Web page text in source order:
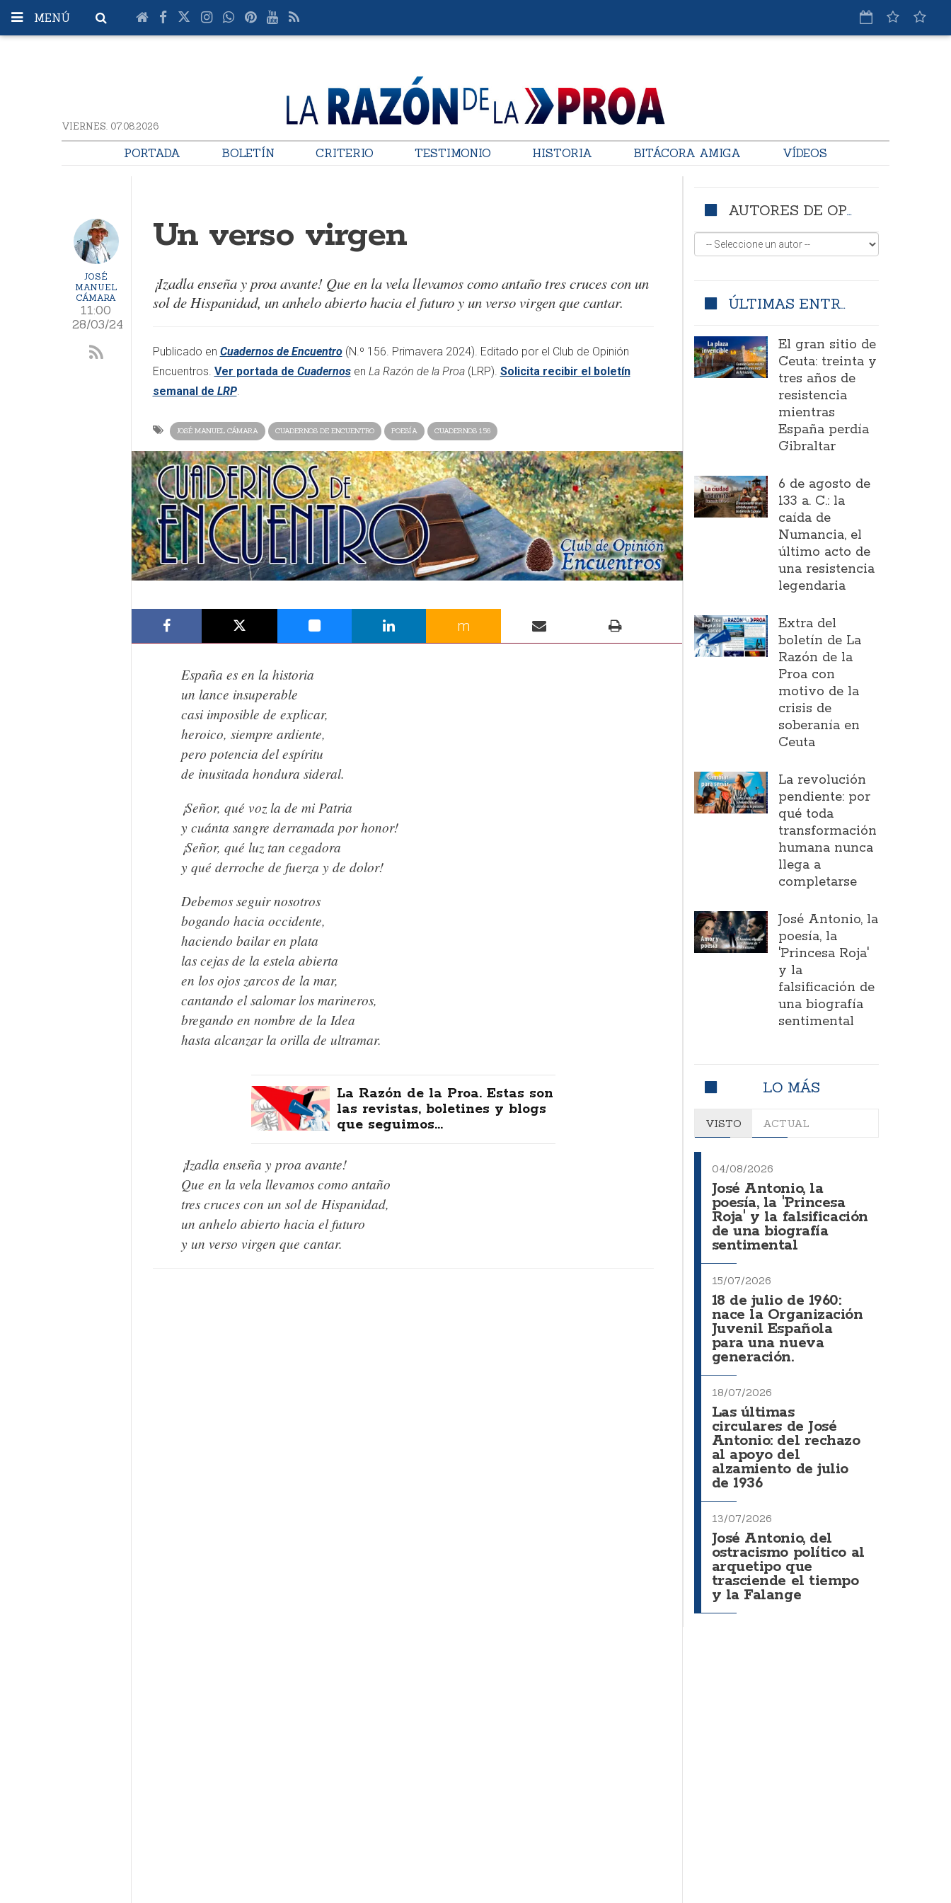
MENÚ
VIERNES. 07.08.2026
PORTADA BOLETÍN CRITERIO TESTIMONIO HISTORIA BITÁCORA AMIGA VÍDEOS
JOSÉ
MANUEL
CÁMARA
11:00
28/03/24
Un verso virgen
¡Izadla enseña y proa avante! Que en la vela llevamos como antaño tres cruces con un
sol de Hispanidad, un anhelo abierto hacia el futuro y un verso virgen que cantar.
Publicado en Cuadernos de Encuentro(N.º 156. Primavera 2024). Editado por el Club de Opinión
Encuentros. Ver portada de Cuadernosen La Razón de la Proa(LRP). Solicita recibir el boletín
semanal de LRP.
JOSÉ MANUEL CÁMARA CUADERNOS DE ENCUENTRO POESÍA CUADERNOS 156
m
España es en la historia
un lance insuperable
casi imposible de explicar,
heroico, siempre ardiente,
pero potencia del espíritu
de inusitada hondura sideral.
¡Señor, qué voz la de mi Patria
y cuánta sangre derramada por honor!
¡Señor, qué luz tan cegadora
y qué derroche de fuerza y de dolor!
Debemos seguir nosotros
bogando hacia occidente,
haciendo bailar en plata
las cejas de la estela abierta
en los ojos zarcos de la mar,
cantando el salomar los marineros,
bregando en nombre de la Idea
hasta alcanzar la orilla de ultramar.
La Razón de la Proa. Estas son
las revistas, boletines y blogs
que seguimos...
¡Izadla enseña y proa avante!
Que en la vela llevamos como antaño
tres cruces con un sol de Hispanidad,
un anhelo abierto hacia el futuro
y un verso virgen que cantar.
AUTORES DE OPINIÓN
ÚLTIMAS ENTRADAS
El gran sitio de
Ceuta: treinta y
tres años de
resistencia
mientras
España perdía
Gibraltar
6 de agosto de
133 a. C.: la
caída de
Numancia, el
último acto de
una resistencia
legendaria
Extra del
boletín de La
Razón de la
Proa con
motivo de la
crisis de
soberanía en
Ceuta
La revolución
pendiente: por
qué toda
transformación
humana nunca
llega a
completarse
José Antonio, la
poesía, la
'Princesa Roja'
y la
falsificación de
una biografía
sentimental
LO MÁS
VISTO ACTUAL
04/08/2026
José Antonio, la
poesía, la 'Princesa
Roja' y la falsificación
de una biografía
sentimental
15/07/2026
18 de julio de 1960:
nace la Organización
Juvenil Española
para una nueva
generación.
18/07/2026
Las últimas
circulares de José
Antonio: del rechazo
al apoyo del
alzamiento de julio
de 1936
13/07/2026
José Antonio, del
ostracismo político al
arquetipo que
trasciende el tiempo
y la Falange